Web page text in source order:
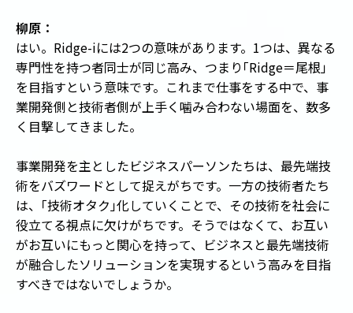
柳原：
はい。Ridge-iには2つの意味があります。1つは、異なる
専門性を持つ者同士が同じ高み、つまり「Ridge＝尾根」
を目指すという意味です。これまで仕事をする中で、事
業開発側と技術者側が上手く噛み合わない場面を、数多
く目撃してきました。
事業開発を主としたビジネスパーソンたちは、最先端技
術をバズワードとして捉えがちです。一方の技術者たち
は、 「技術オタク」化していくことで、その技術を社会に
役立てる視点に欠けがちです。そうではなくて、お互い
がお互いにもっと関心を持って、ビジネスと最先端技術
が融合したソリューションを実現するという高みを目指
すべきではないでしょうか。